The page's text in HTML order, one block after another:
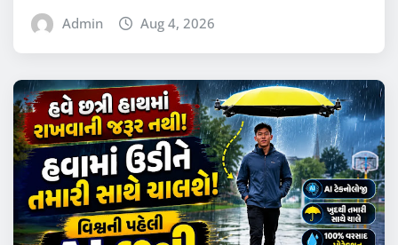
Admin Aug 4, 2026